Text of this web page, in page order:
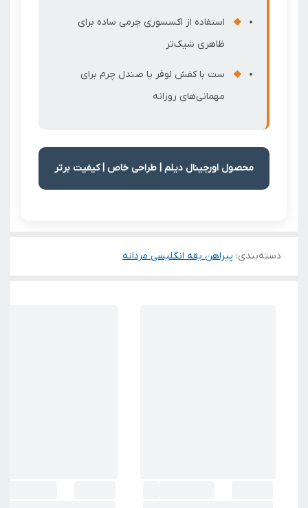
استفاده از اکسسوری چرمی ساده برای
ظاهری شیک‌تر
ست با کفش لوفر یا صندل چرم برای
مهمانی‌های روزانه
محصول اورجینال دیلم | طراحی خاص | کیفیت برتر
دسته‌بندی: پیراهن یقه انگلیسی مردانه